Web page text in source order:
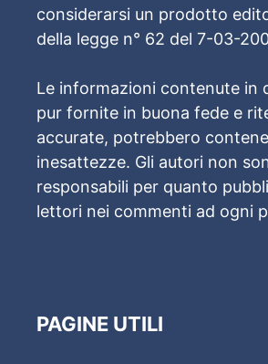
considerarsi un prodotto
della legge n° 62 del 7-03-
Le informazioni contenute in
pur fornite in buona fede e
accurate, potrebbero
inesattezze. Gli autori non
responsabili per quanto
lettori nei commenti ad ogni
PAGINE UTILI